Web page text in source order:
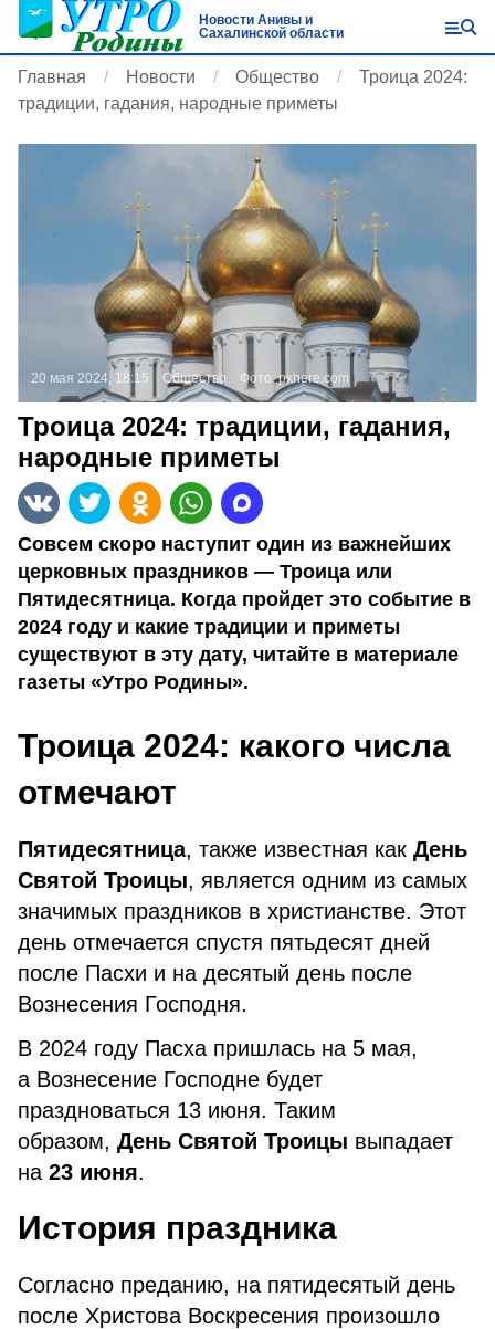
Новости Анивы и
Сахалинской области
Главная Новости Общество
Троица 2024:
традиции, гадания, народные приметы
20 мая 2024, 18:15 Общество Фото:pxhere.com
Троица 2024: традиции, гадания,
народные приметы
Совсем скоро наступит один из важнейших
церковных праздников — Троица или
Пятидесятница. Когда пройдет это событие в
2024 году и какие традиции и приметы
существуют в эту дату, читайте в материале
газеты «Утро Родины».
Троица 2024: какого числа
отмечают
Пятидесятница, также известная как День
Святой Троицы, является одним из самых
значимых праздников в христианстве. Этот
день отмечается спустя пятьдесят дней
после Пасхи и на десятый день после
Вознесения Господня.
В 2024 году Пасха пришлась на 5 мая,
а Вознесение Господне будет
праздноваться 13 июня. Таким
образом, День Святой Троицы выпадает
на 23 июня.
История праздника
Согласно преданию, на пятидесятый день
после Христова Воскресения произошло